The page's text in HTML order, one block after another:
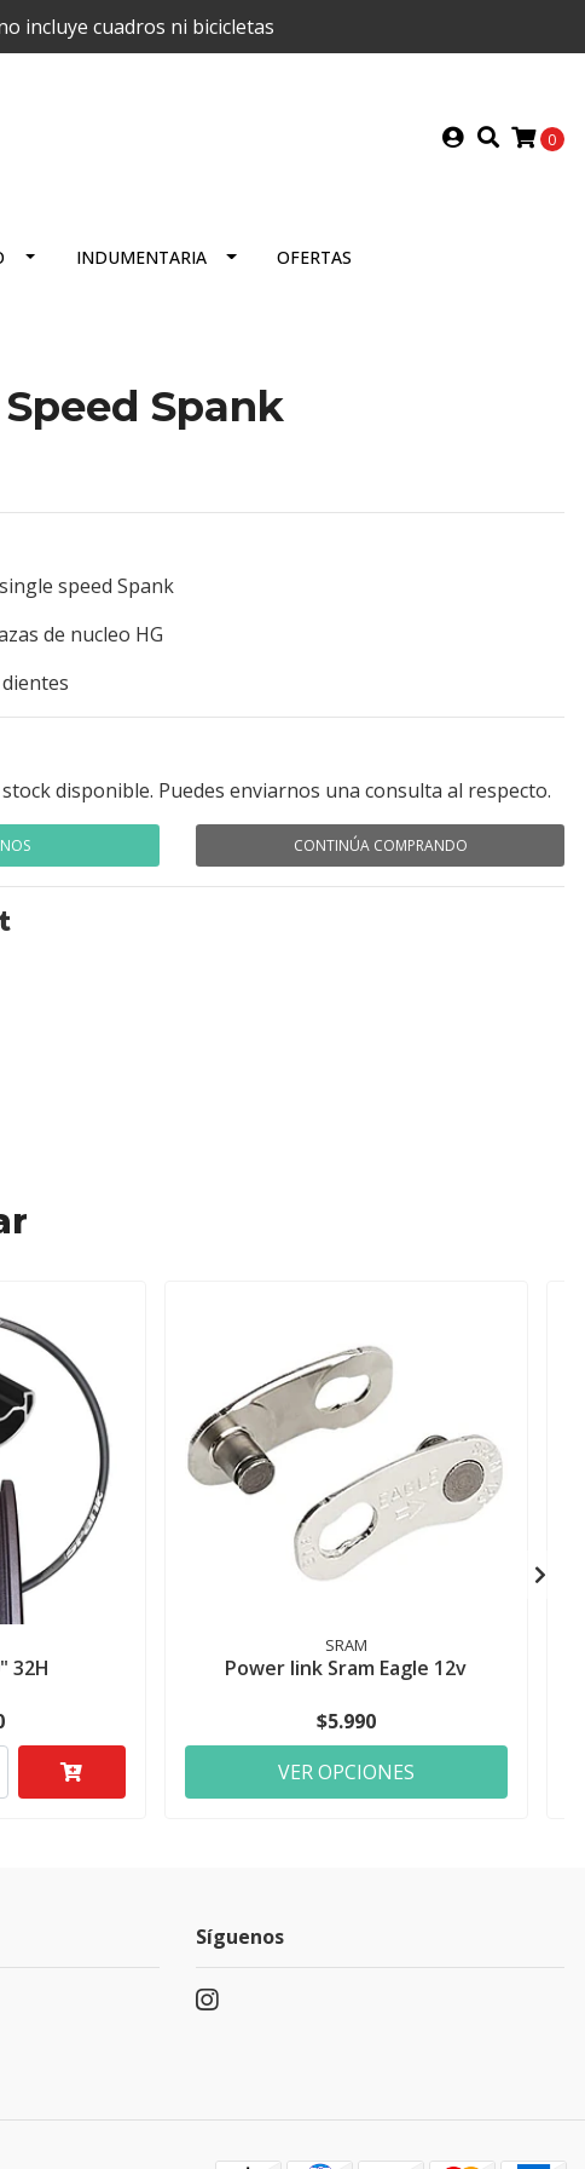
incluye cuadros ni bicicletas
0
INDUMENTARIA OFERTAS
Spank
speed Spank
de nucleo HG
disponible. Puedes enviarnos una consulta al respecto.
CONTINÚA COMPRANDO
32H
SRAM
Power link Sram Eagle 12v
$5.990
VER OPCIONES
Síguenos